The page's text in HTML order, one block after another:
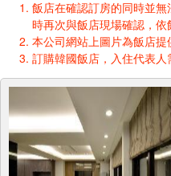
飯店在確認訂房的同時並
時再次與飯店現場確認，依
本公司網站上圖片為飯店
訂購韓國飯店，入住代表人